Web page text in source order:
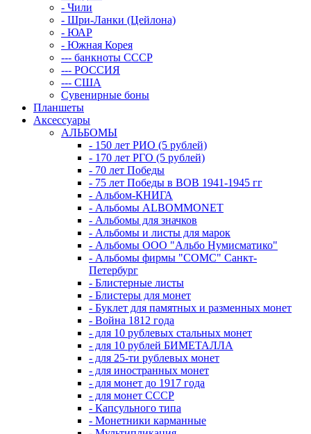
- Чили
- Шри-Ланки (Цейлона)
- ЮАР
- Южная Корея
--- банкноты СССР
--- РОССИЯ
--- США
Сувенирные боны
Планшеты
Аксессуары
АЛЬБОМЫ
- 150 лет РИО (5 рублей)
- 170 лет РГО (5 рублей)
- 70 лет Победы
- 75 лет Победы в ВОВ 1941-1945 гг
- Альбом-КНИГА
- Альбомы ALBOMMONET
- Альбомы для значков
- Альбомы и листы для марок
- Альбомы ООО "Альбо Нумисматико"
- Альбомы фирмы "СОМС" Санкт-
Петербург
- Блистерные листы
- Блистеры для монет
- Буклет для памятных и разменных монет
- Война 1812 года
- для 10 рублевых стальных монет
- для 10 рублей БИМЕТАЛЛА
- для 25-ти рублевых монет
- для иностранных монет
- для монет до 1917 года
- для монет СССР
- Капсульного типа
- Монетники карманные